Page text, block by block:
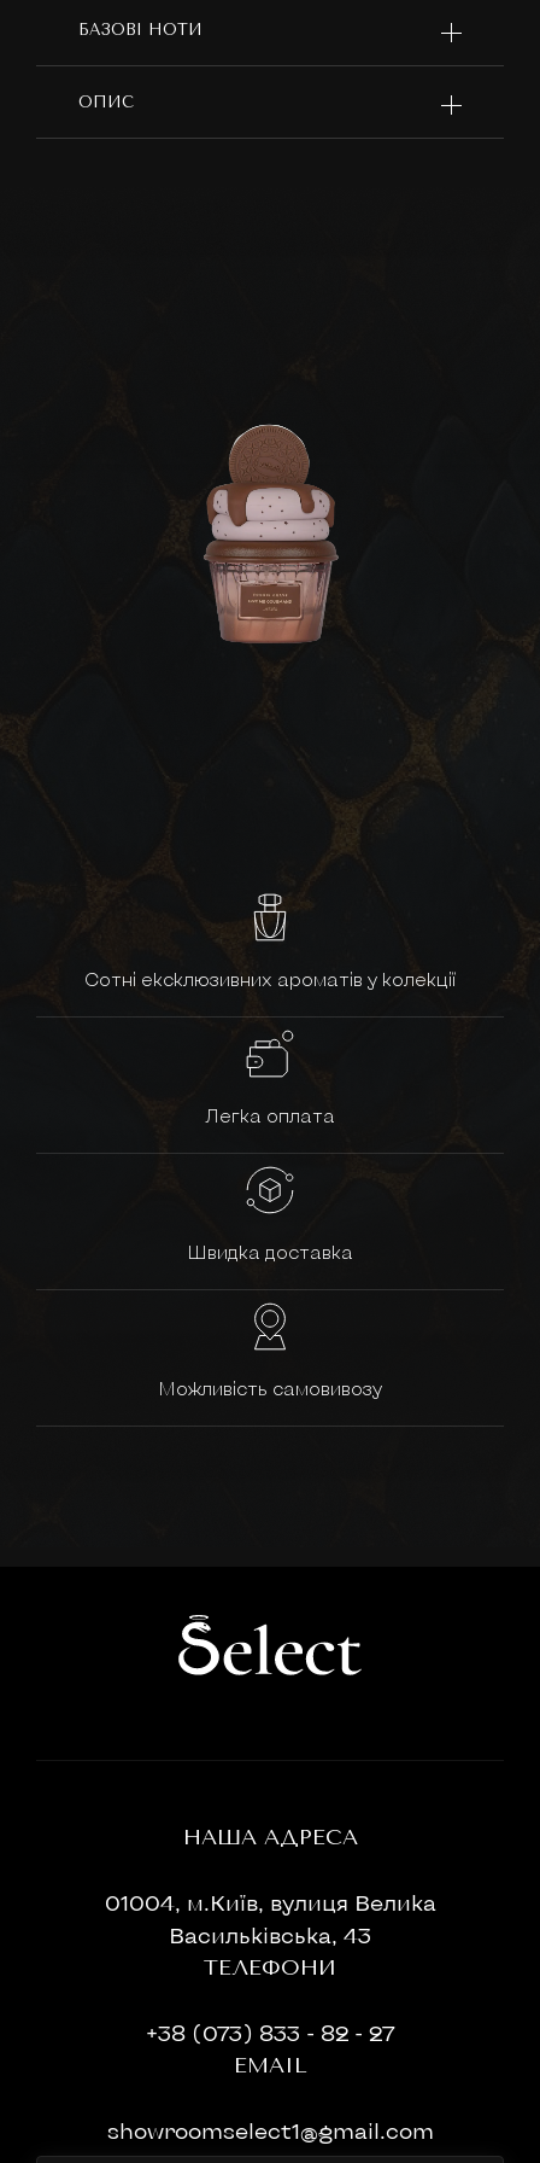
БАЗОВІ НОТИ
ОПИС
Сотні ексклюзивних ароматів у колекції
Легка оплата
Швидка доставка
Можливість самовивозу
НАША АДРЕСА
01004, м.Київ, вулиця Велика
Васильківська, 43
ТЕЛЕФОНИ
+38 (073) 833 - 82 - 27
EMAIL
showroomselect1@gmail.com